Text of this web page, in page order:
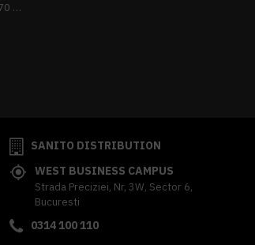
Pachet 10 prosoape 70 x 140cm 9 + 1 gratuit
SANITO DISTRIBUTION
WEST BUSINESS CAMPUS
Strada Preciziei, Nr, 3W, Sector 6,
Bucuresti
0314 100 110